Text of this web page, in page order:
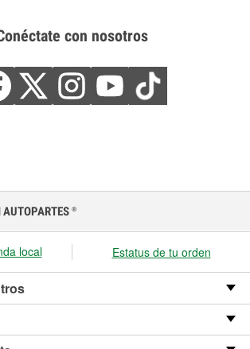
con nosotros
AUTOPARTES ®
local Estatus de tu orden